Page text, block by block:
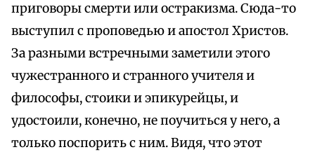
приговоры смерти или остракизма. Сюда-то
выступил с проповедью и апостол Христов.
За разными встречными заметили этого
чужестранного и странного учителя и
философы, стоики и эпикурейцы, и
удостоили, конечно, не поучиться у него, а
только поспорить с ним. Видя, что этот